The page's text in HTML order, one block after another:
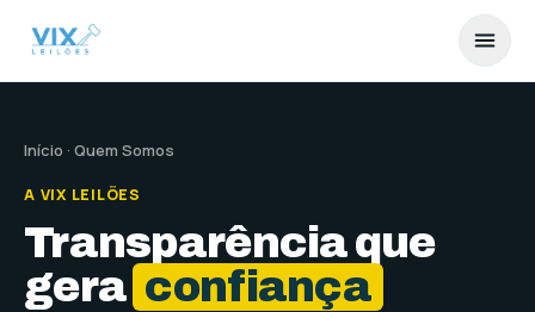
Início · Quem Somos
A VIX LEILÕES
Transparência que
gera confiança